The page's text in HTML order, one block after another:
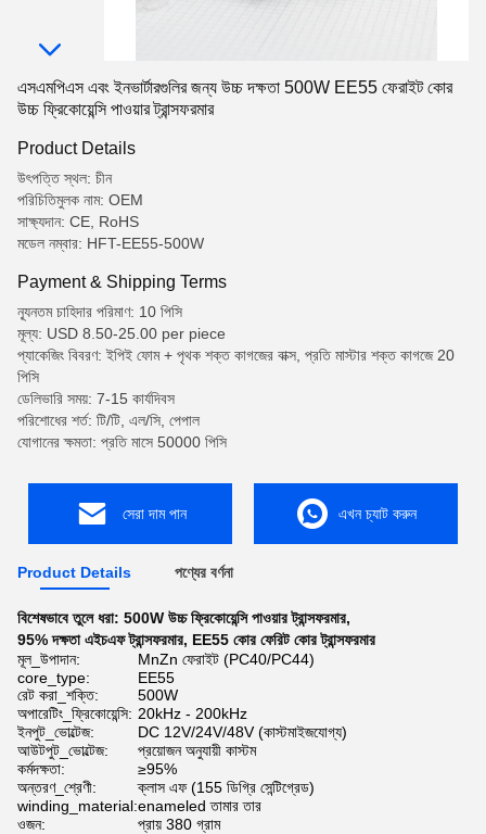
এসএমপিএস এবং ইনভার্টারগুলির জন্য উচ্চ দক্ষতা 500W EE55 ফেরাইট কোর
উচ্চ ফ্রিকোয়েন্সি পাওয়ার ট্রান্সফরমার
Product Details
উৎপত্তি স্থল: চীন
পরিচিতিমুলক নাম: OEM
সাক্ষ্যদান: CE, RoHS
মডেল নম্বার: HFT-EE55-500W
Payment & Shipping Terms
ন্যূনতম চাহিদার পরিমাণ: 10 পিসি
মূল্য: USD 8.50-25.00 per piece
প্যাকেজিং বিবরণ: ইপিই ফোম + পৃথক শক্ত কাগজের বাক্স, প্রতি মাস্টার শক্ত কাগজে 20
পিসি
ডেলিভারি সময়: 7-15 কার্যদিবস
পরিশোধের শর্ত: টি/টি, এল/সি, পেপাল
যোগানের ক্ষমতা: প্রতি মাসে 50000 পিসি
সেরা দাম পান এখন চ্যাট করুন
Product Details পণ্যের বর্ণনা
বিশেষভাবে তুলে ধরা: 500W উচ্চ ফ্রিকোয়েন্সি পাওয়ার ট্রান্সফরমার,
95% দক্ষতা এইচএফ ট্রান্সফরমার, EE55 কোর ফেরিট কোর ট্রান্সফরমার
মূল_উপাদান:
MnZn ফেরাইট (PC40/PC44)
core_type:
EE55
রেট করা_শক্তি:
500W
অপারেটিং_ফ্রিকোয়েন্সি: 20kHz - 200kHz
ইনপুট_ভোল্টেজ:
DC 12V/24V/48V (কাস্টমাইজযোগ্য)
আউটপুট_ভোল্টেজ:
প্রয়োজন অনুযায়ী কাস্টম
কর্মদক্ষতা:
≥95%
অন্তরণ_শ্রেণী:
ক্লাস এফ (155 ডিগ্রি সেন্টিগ্রেড)
winding_material:enameled তামার তার
ওজন:
প্রায় 380 গ্রাম